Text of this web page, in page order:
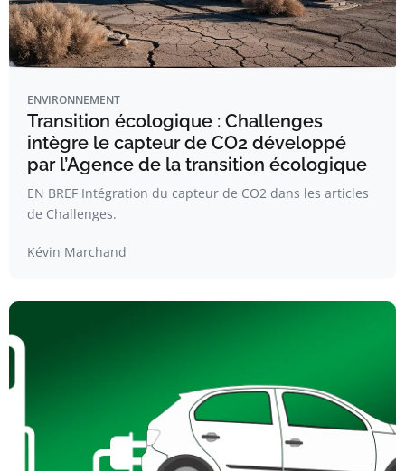
ENVIRONNEMENT
Transition écologique : Challenges
intègre le capteur de CO2 développé
par l’Agence de la transition écologique
EN BREF Intégration du capteur de CO2 dans les articles
de Challenges.
Kévin Marchand